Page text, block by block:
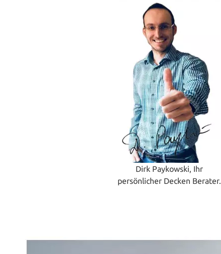
Dirk Paykowski, Ihr
persönlicher Decken Berater.